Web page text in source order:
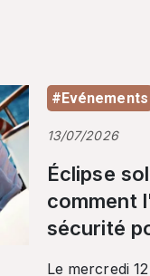
#Evénements
13/07/2026
Éclipse
comment
sécurité
Le mercredi